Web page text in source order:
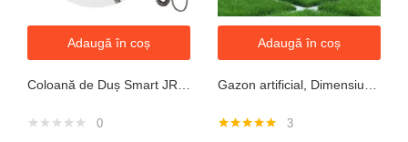
Adaugă în coș
Coloană de Duș Smart JRH c90 – Display LED si banda led, Temperatură Digitală, 4 Moduri de Curgere
0
Adaugă în coș
Gazon artificial, Dimensiune 2mx5m, Grosime 10mm
3